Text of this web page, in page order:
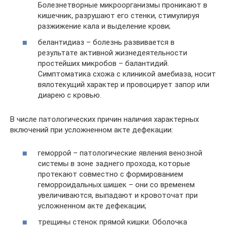
Болезнетворные микроорганизмы проникают в
кишечник, разрушают его стенки, стимулируя
разжижение кала и выделение крови;
белантидиаз – болезнь развивается в
результате активной жизнедеятельности
простейших микробов – балантидий.
Симптоматика схожа с клиникой амебиаза, носит
вялотекущий характер и провоцирует запор или
диарею с кровью.
В числе патологических причин наличия характерных
включений при усложненном акте дефекации:
геморрой – патологические явления венозной
системы в зоне заднего прохода, которые
протекают совместно с формированием
геморроидальных шишек – они со временем
увеличиваются, выпадают и кровоточат при
усложненном акте дефекации;
трещины стенок прямой кишки. Оболочка